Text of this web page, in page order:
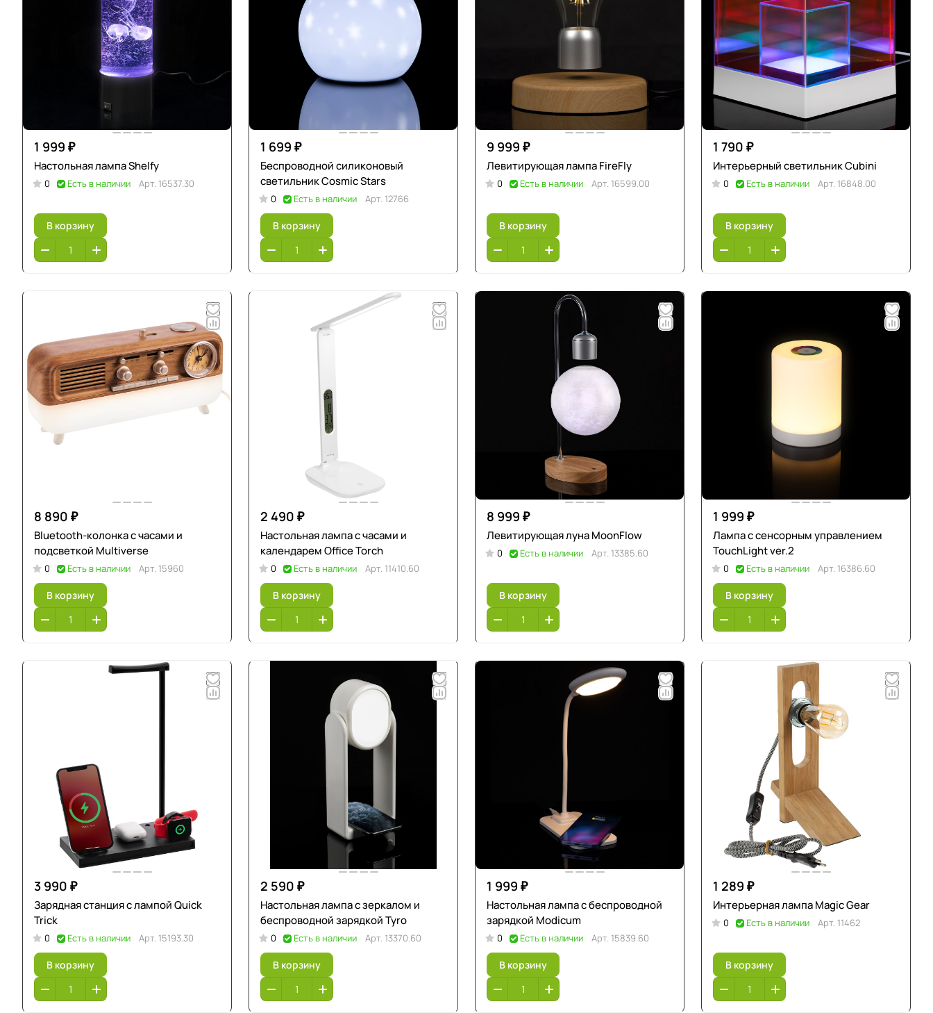
1 999 ₽
Настольная лампа Shelfy
0 Есть в наличии Арт. 16537.30
В корзину
1 699 ₽
Беспроводной силиконовый
светильник Cosmic Stars
0 Есть в наличии Арт. 12766
В корзину
9 999 ₽
Левитирующая лампа FireFly
0 Есть в наличии Арт. 16599.00
В корзину
1 790 ₽
Интерьерный светильник Cubini
0 Есть в наличии Арт. 16848.00
В корзину
8 890 ₽
Bluetooth-колонка с часами и
подсветкой Multiverse
0 Есть в наличии Арт. 15960
В корзину
2 490 ₽
Настольная лампа с часами и
календарем Office Torch
0 Есть в наличии Арт. 11410.60
В корзину
8 999 ₽
Левитирующая луна MoonFlow
0 Есть в наличии Арт. 13385.60
В корзину
1 999 ₽
Лампа с сенсорным управлением
TouchLight ver.2
0 Есть в наличии Арт. 16386.60
В корзину
3 990 ₽
Зарядная станция с лампой Quick
Trick
0 Есть в наличии Арт. 15193.30
В корзину
2 590 ₽
Настольная лампа с зеркалом и
беспроводной зарядкой Tyro
0 Есть в наличии Арт. 13370.60
В корзину
1 999 ₽
Настольная лампа с беспроводной
зарядкой Modicum
0 Есть в наличии Арт. 15839.60
В корзину
1 289 ₽
Интерьерная лампа Magic Gear
0 Есть в наличии Арт. 11462
В корзину